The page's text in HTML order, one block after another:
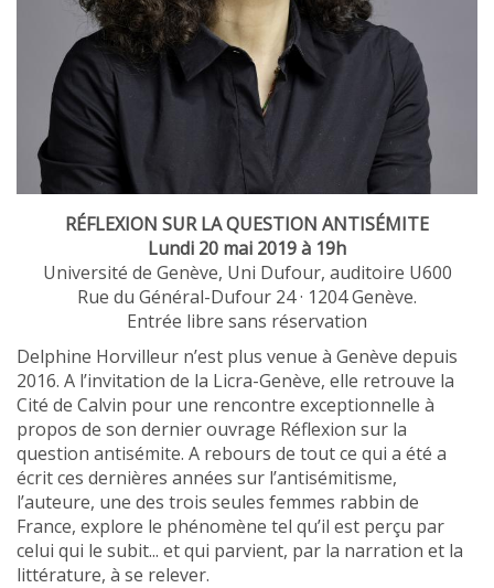
RÉFLEXION SUR LA QUESTION ANTISÉMITE
Lundi 20 mai 2019 à 19h
Université de Genève, Uni Dufour, auditoire U600
Rue du Général-Dufour 24 · 1204 Genève.
Entrée libre sans réservation
Delphine Horvilleur n’est plus venue à Genève depuis
2016. A l’invitation de la Licra-Genève, elle retrouve la
Cité de Calvin pour une rencontre exceptionnelle à
propos de son dernier ouvrage Réflexion sur la
question antisémite. A rebours de tout ce qui a été a
écrit ces dernières années sur l’antisémitisme,
l’auteure, une des trois seules femmes rabbin de
France, explore le phénomène tel qu’il est perçu par
celui qui le subit... et qui parvient, par la narration et la
littérature, à se relever.